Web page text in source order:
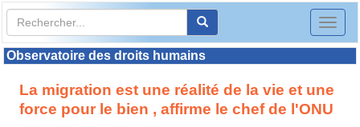
Toggle
Observatoire des droits humains
La migration est une réalité de la vie et une
force pour le bien , affirme le chef de l'ONU